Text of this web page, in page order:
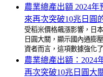
農業總產出額 2024年
來再次突破10兆日圓
受稻米價格飆漲影響，日
日圓大關，顯示國內通膨
資者而言，這項數據強化
農業總產出額：2024
再次突破10兆日圓大